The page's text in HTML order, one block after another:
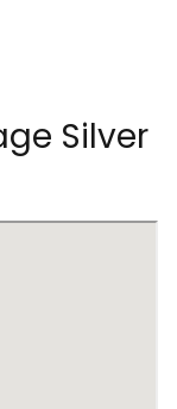
Silver